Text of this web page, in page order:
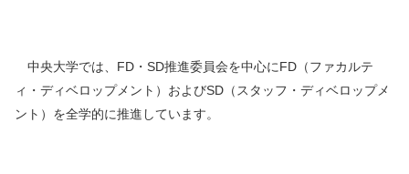
中央大学では、FD・SD推進委員会を中心にFD（ファカルテ
ィ・ディベロップメント）およびSD（スタッフ・ディベロップメ
ント）を全学的に推進しています。